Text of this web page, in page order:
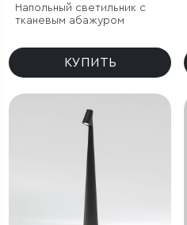
Напольный светильник с
тканевым абажуром
КУПИТЬ